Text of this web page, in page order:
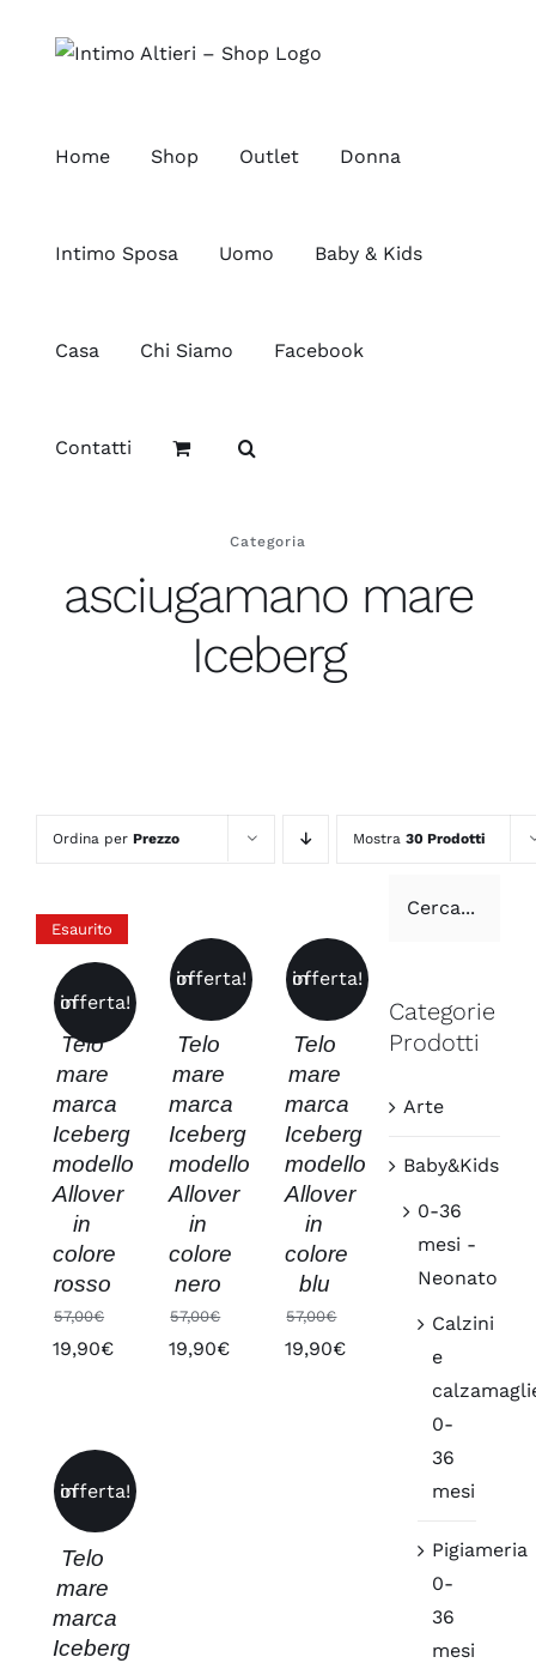
Home Shop Outlet Donna
Intimo Sposa Uomo Baby & Kids
Casa Chi Siamo Facebook
Contatti
Categoria
asciugamano mare
Iceberg
Ordina per Prezzo Mostra 30 Prodotti
Esaurito
in offerta!
DETTAGLI
Telo
mare
marca
Iceberg
modello
Allover
in
colore
rosso
57,00€
Il
era:
57,00€.
19,90€
attuale
è:
19,90€.
in offerta!
AL
CARRELLO
/
DETTAGLI
Telo
mare
marca
Iceberg
modello
Allover
in
colore
nero
57,00€
Il
19,90€
in offerta!
AL
CARRELLO
/
DETTAGLI
Telo
mare
marca
Iceberg
modello
Allover
in
colore
blu
57,00€
Il
19,90€
in offerta!
AL
CARRELLO
/
DETTAGLI
Telo
mare
marca
Iceberg
Categorie
Prodotti
Arte
Baby&Kids
0-36
mesi -
Neonato
Calzini
e
0-
36
mesi
Pigiameria
0-
36
mesi